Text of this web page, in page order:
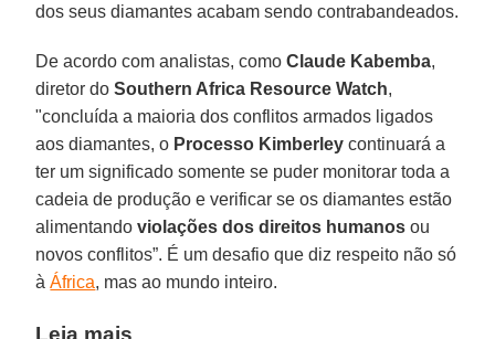
dos seus diamantes acabam sendo contrabandeados.
De acordo com analistas, comoClaude Kabemba,
diretor do Southern Africa Resource Watch,
"concluída a maioria dos conflitos armados ligados
aos diamantes, o Processo Kimberley continuará a
ter um significado somente se puder monitorar toda a
cadeia de produção e verificar se os diamantes estão
alimentandoviolações dos direitos humanos ou
novos conflitos”. É um desafio que diz respeito não só
àÁfrica, mas ao mundo inteiro.
Leia mais